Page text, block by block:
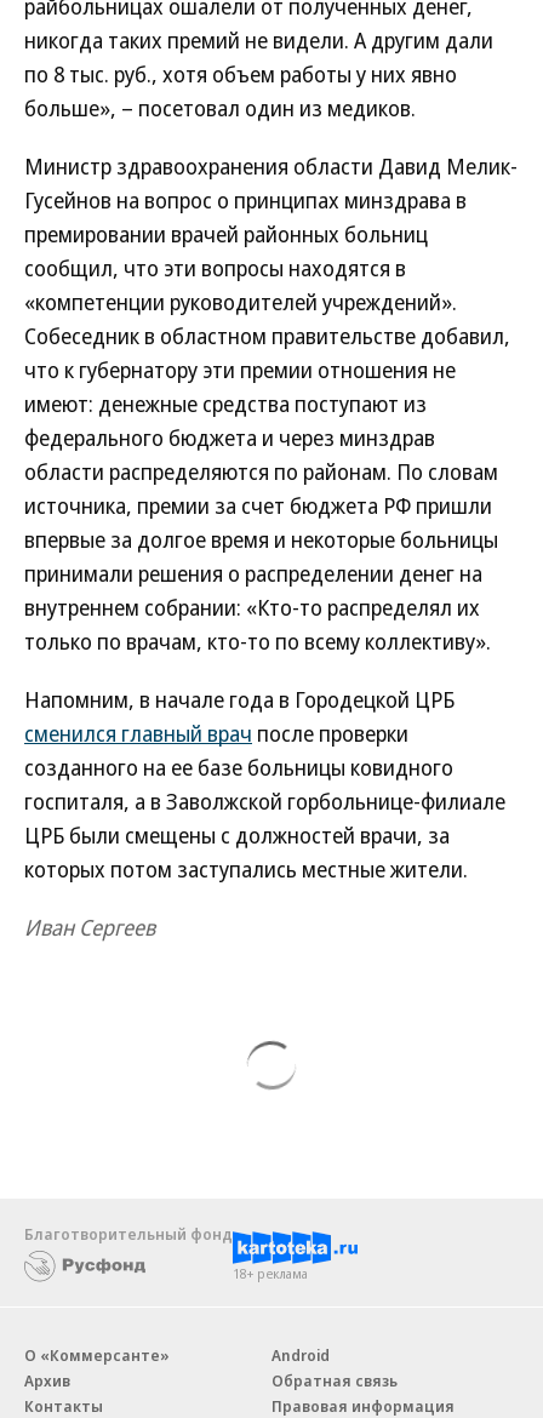
райбольницах ошалели от полученных денег,
никогда таких премий не видели. А другим дали
по 8 тыс. руб., хотя объем работы у них явно
больше», – посетовал один из медиков.
Министр здравоохранения области Давид Мелик-
Гусейнов на вопрос о принципах минздрава в
премировании врачей районных больниц
сообщил, что эти вопросы находятся в
«компетенции руководителей учреждений».
Собеседник в областном правительстве добавил,
что к губернатору эти премии отношения не
имеют: денежные средства поступают из
федерального бюджета и через минздрав
области распределяются по районам. По словам
источника, премии за счет бюджета РФ пришли
впервые за долгое время и некоторые больницы
принимали решения о распределении денег на
внутреннем собрании: «Кто-то распределял их
только по врачам, кто-то по всему коллективу».
Напомним, в начале года в Городецкой ЦРБ
сменился главный врач после проверки
созданного на ее базе больницы ковидного
госпиталя, а в Заволжской горбольнице-филиале
ЦРБ были смещены с должностей врачи, за
которых потом заступались местные жители.
Иван Сергеев
Благотворительный фонд
18+ реклама
О «Коммерсанте»
Архив
Контакты
Android
Обратная связь
Правовая информация